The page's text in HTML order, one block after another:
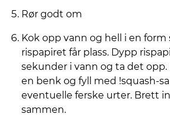
Rør godt om
Kok opp vann og hell i en form
rispapiret får plass. Dypp
sekunder i vann og ta det opp.
en benk og fyll med !squash-
eventuelle ferske urter. Brett
sammen.